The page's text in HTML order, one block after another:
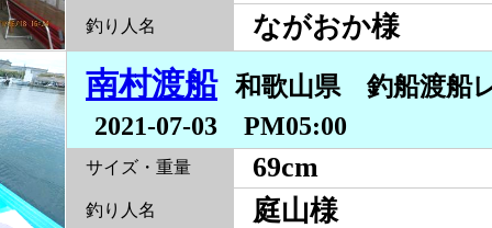
釣り人名 ながおか様
南村渡船
和歌山県 釣船渡
2021-07-03 PM05:00
サイズ・重量 69cm
釣り人名 庭山様